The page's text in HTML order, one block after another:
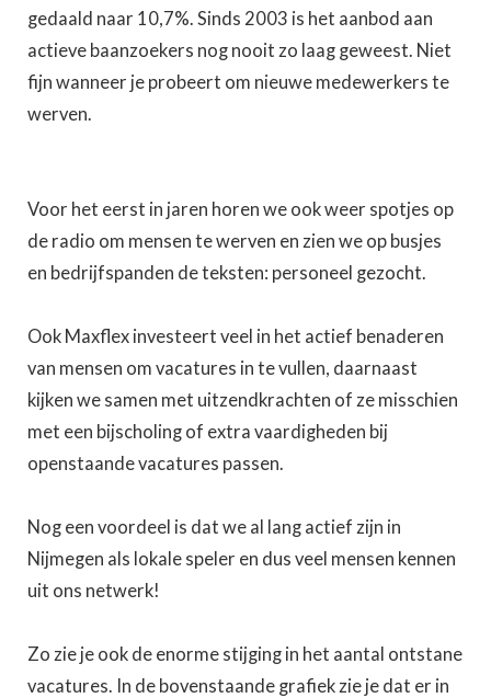
gedaald naar 10,7%. Sinds 2003 is het aanbod aan
actieve baanzoekers nog nooit zo laag geweest. Niet
fijn wanneer je probeert om nieuwe medewerkers te
werven.
Voor het eerst in jaren horen we ook weer spotjes op
de radio om mensen te werven en zien we op busjes
en bedrijfspanden de teksten: personeel gezocht.
Ook Maxflex investeert veel in het actief benaderen
van mensen om vacatures in te vullen, daarnaast
kijken we samen met uitzendkrachten of ze misschien
met een bijscholing of extra vaardigheden bij
openstaande vacatures passen.
Nog een voordeel is dat we al lang actief zijn in
Nijmegen als lokale speler en dus veel mensen kennen
uit ons netwerk!
Zo zie je ook de enorme stijging in het aantal ontstane
vacatures. In de bovenstaande grafiek zie je dat er in